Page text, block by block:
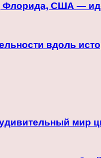
Флорида, США —
вдоль
мир